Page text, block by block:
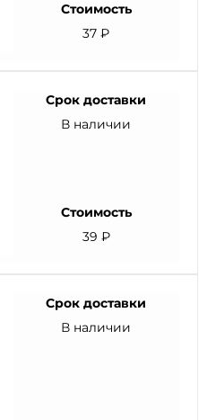
Стоимость
37 ₽
Срок доставки
В наличии
Стоимость
39 ₽
Срок доставки
В наличии